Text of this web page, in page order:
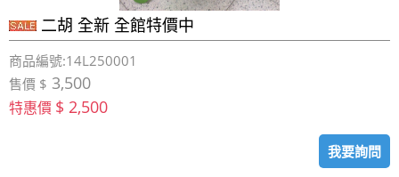
二胡 全新 全館特價中
商品編號:14L250001
售價 $ 3,500
特惠價 $ 2,500
我要詢問